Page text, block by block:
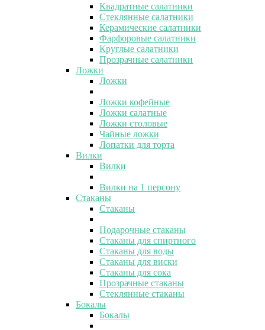
Квадратные салатники
Стеклянные салатники
Керамические салатники
Фарфоровые салатники
Круглые салатники
Прозрачные салатники
Ложки
Ложки
Ложки кофейные
Ложки салатные
Ложки столовые
Чайные ложки
Лопатки для торта
Вилки
Вилки
Вилки на 1 персону
Стаканы
Стаканы
Подарочные стаканы
Стаканы для спиртного
Стаканы для воды
Стаканы для виски
Стаканы для сока
Прозрачные стаканы
Стеклянные стаканы
Бокалы
Бокалы